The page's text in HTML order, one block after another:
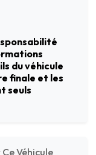
du véhicule
finale et les
seuls
Véhicule